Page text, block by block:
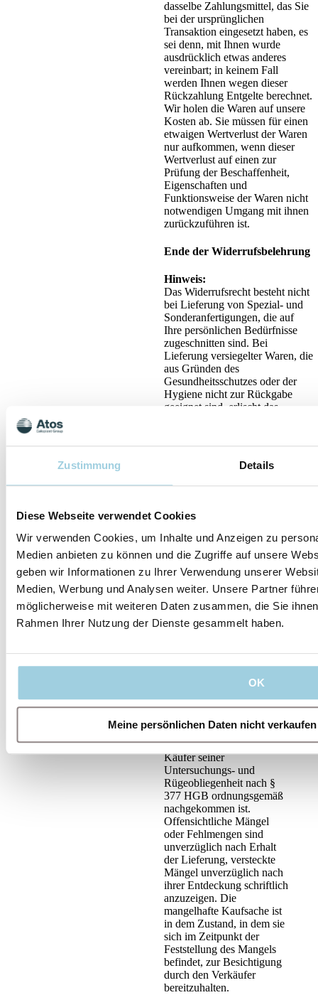
Zustimmung Details
Diese Webseite verwendet Cookies
Wir verwenden Cookies, um Inhalte und Anzeigen zu
Medien anbieten zu können und die Zugriffe auf unsere
geben wir Informationen zu Ihrer Verwendung unserer
Medien, Werbung und Analysen weiter. Unsere Partner
möglicherweise mit weiteren Daten zusammen, die Sie
Rahmen Ihrer Nutzung der Dienste gesammelt haben.
OK
Meine persönlichen Daten nicht
dasselbe Zahlungsmittel, das Sie
bei der ursprünglichen
Transaktion eingesetzt haben, es
sei denn, mit Ihnen wurde
ausdrücklich etwas anderes
vereinbart; in keinem Fall
werden Ihnen wegen dieser
Rückzahlung Entgelte berechnet.
Wir holen die Waren auf unsere
Kosten ab. Sie müssen für einen
etwaigen Wertverlust der Waren
nur aufkommen, wenn dieser
Wertverlust auf einen zur
Prüfung der Beschaffenheit,
Eigenschaften und
Funktionsweise der Waren nicht
notwendigen Umgang mit ihnen
zurückzuführen ist.
Ende der Widerrufsbelehrung
Hinweis:
Das Widerrufsrecht besteht nicht
bei Lieferung von Spezial- und
Sonderanfertigungen, die auf
Ihre persönlichen Bedürfnisse
zugeschnitten sind. Bei
Lieferung versiegelter Waren, die
aus Gründen des
Gesundheitsschutzes oder der
Hygiene nicht zur Rückgabe
geeignet sind, erlischt das
Lieferung geöffnet wurde.
§ 12 Rechte des Käufers
Die Rechte des Käufers bei
Mängeln der Kaufsache
setzen voraus, dass der
Käufer seiner
Untersuchungs- und
Rügeobliegenheit nach §
377 HGB ordnungsgemäß
nachgekommen ist.
Offensichtliche Mängel
oder Fehlmengen sind
unverzüglich nach Erhalt
der Lieferung, versteckte
Mängel unverzüglich nach
ihrer Entdeckung schriftlich
anzuzeigen. Die
mangelhafte Kaufsache ist
in dem Zustand, in dem sie
sich im Zeitpunkt der
Feststellung des Mangels
befindet, zur Besichtigung
durch den Verkäufer
bereitzuhalten.